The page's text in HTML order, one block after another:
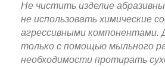
Не чистить изделие
не использовать химические
агрессивными компонентами.
только с помощью мыльного
необходимости протирать